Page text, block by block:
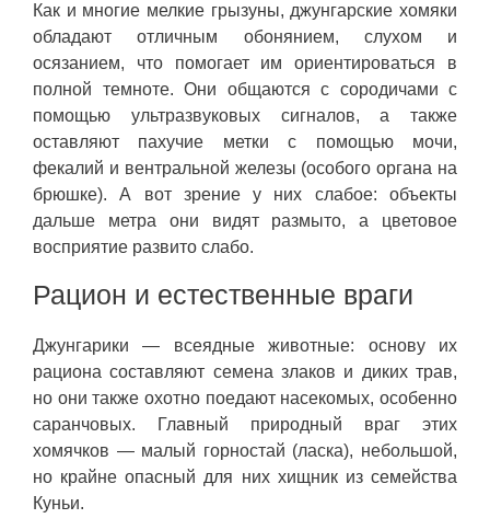
Как и многие мелкие грызуны, джунгарские хомяки
обладают отличным обонянием, слухом и
осязанием, что помогает им ориентироваться в
полной темноте. Они общаются с сородичами с
помощью ультразвуковых сигналов, а также
оставляют пахучие метки с помощью мочи,
фекалий и вентральной железы (особого органа на
брюшке). А вот зрение у них слабое: объекты
дальше метра они видят размыто, а цветовое
восприятие развито слабо.
Рацион и естественные враги
Джунгарики — всеядные животные: основу их
рациона составляют семена злаков и диких трав,
но они также охотно поедают насекомых, особенно
саранчовых. Главный природный враг этих
хомячков — малый горностай (ласка), небольшой,
но крайне опасный для них хищник из семейства
Куньи.